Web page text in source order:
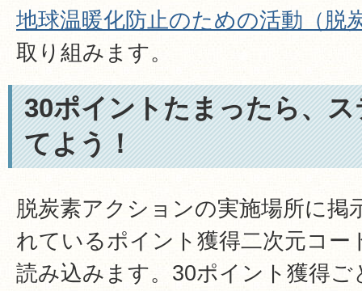
地球温暖化防止のための活動（脱
取り組みます。
30ポイントたまったら、
てよう！
脱炭素アクションの実施場所に掲
れているポイント獲得二次元コー
読み込みます。30ポイント獲得ご